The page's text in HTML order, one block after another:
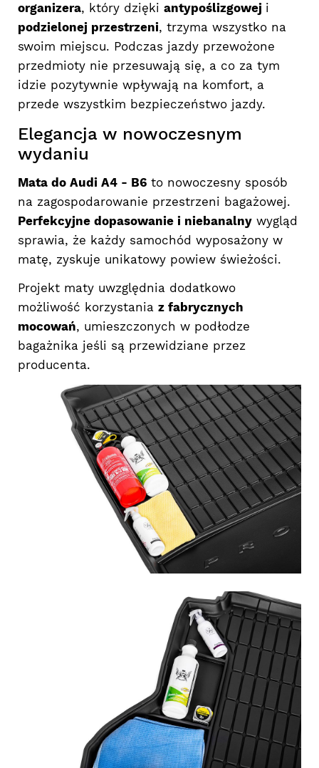
organizera, który dzięki antypoślizgowej i
podzielonej przestrzeni, trzyma wszystko na
swoim miejscu. Podczas jazdy przewożone
przedmioty nie przesuwają się, a co za tym
idzie pozytywnie wpływają na komfort, a
przede wszystkim bezpieczeństwo jazdy.
Elegancja w nowoczesnym
wydaniu
Mata do Audi A4 - B6 to nowoczesny sposób
na zagospodarowanie przestrzeni bagażowej.
Perfekcyjne dopasowanie i niebanalny wygląd
sprawia, że każdy samochód wyposażony w
matę, zyskuje unikatowy powiew świeżości.
Projekt maty uwzględnia dodatkowo
możliwość korzystania z fabrycznych
mocowań, umieszczonych w podłodze
bagażnika jeśli są przewidziane przez
producenta.